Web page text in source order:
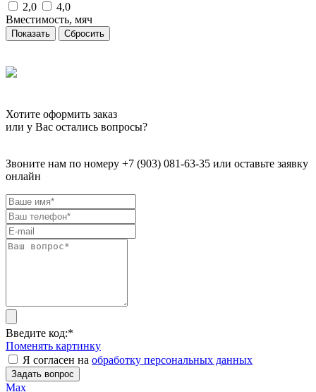
2,0
4,0
Вместимость, мяч
Сбросить
Хотите оформить заказ
или у Вас остались вопросы?
Звоните нам по номеру +7 (903) 081-63-35 или оставьте заявку
онлайн
Введите код:*
Поменять картинку
Я согласен на обработку персональных данных
Задать вопрос
Max